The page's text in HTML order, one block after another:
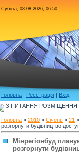
Субота, 08.08.2026, 06:50
Головна | Реєстрація | Вхід
З ПИТАННЯ РОЗМІЩЕННЯ
Головна » 2010 » Січень » 21
розгорнути будівництво
Мінрегіонбуд
розгорнути